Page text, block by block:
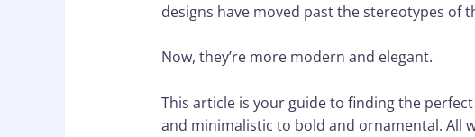
designs have moved past the stereotypes of
Now, they’re more modern and elegant.
This article is your guide to finding the
and minimalistic to bold and ornamental. All